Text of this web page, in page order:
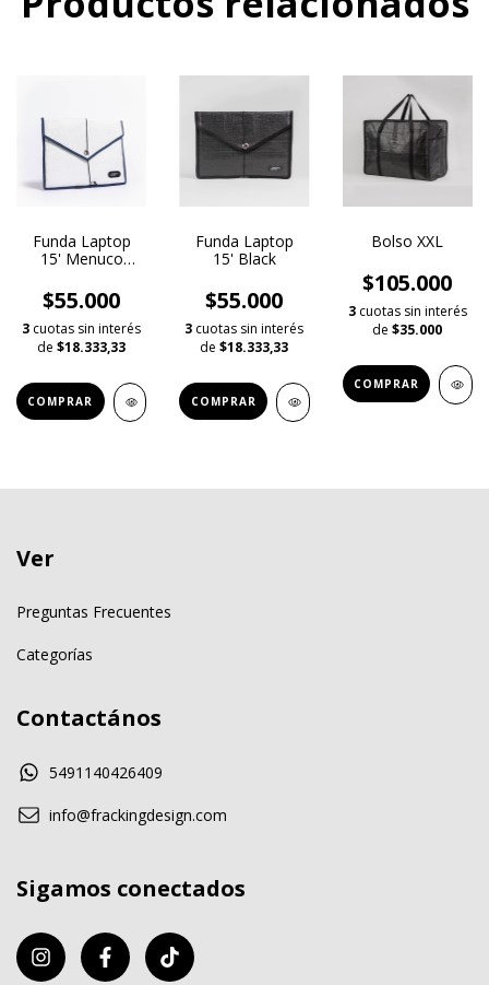
Funda Laptop
15' Menuco
$55.000
3 cuotas sin interés
de$18.333,33
COMPRAR
Funda Laptop
15' Black
$55.000
3 cuotas sin interés
de$18.333,33
COMPRAR
Bolso XXL
$105.000
3 cuotas sin interés
de$35.000
COMPRAR
Ver
Preguntas Frecuentes
Categorías
Contactános
5491140426409
info@frackingdesign.com
Sigamos conectados